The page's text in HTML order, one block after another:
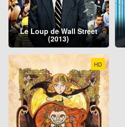
Le Loup de Wall Street
(2013)
HD